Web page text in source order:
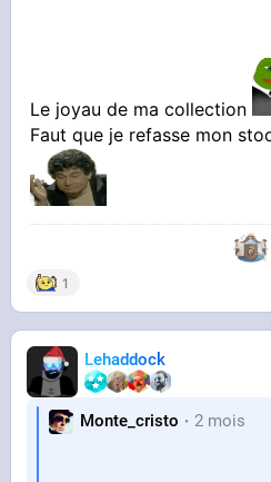
Le joyau de ma collection
Faut que je refasse mon
1
Lehaddock
Monte_cristo 2 mois